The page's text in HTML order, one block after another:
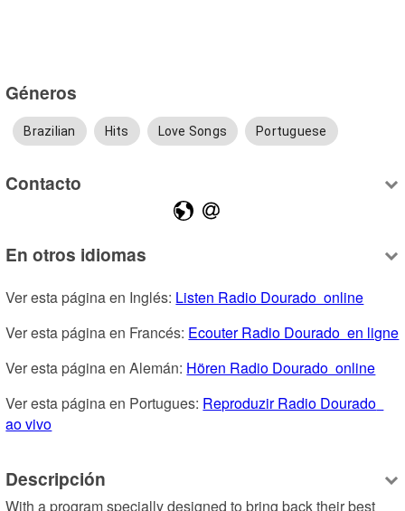
Géneros
Brazilian Hits Love Songs Portuguese
Contacto
En otros idiomas
Ver esta página en Inglés: Listen Radio Dourado  online
Ver esta página en Francés: Ecouter Radio Dourado  en ligne
Ver esta página en Alemán: Hören Radio Dourado  online
Ver esta página en Portugues: Reproduzir Radio Dourado
ao vivo
Descripción
With a program specially designed to bring back their best